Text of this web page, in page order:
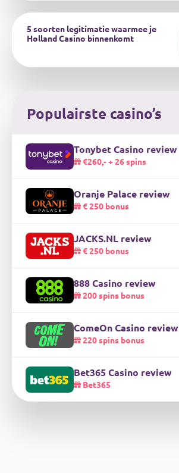
5 soorten legitimatie waarmee je
Holland Casino binnenkomt
Populairste casino’s
Tonybet Casino review
€260,- + 26 spins
Oranje Palace review
€ 250 bonus
JACKS.NL review
€ 250 bonus
888 Casino review
200 spins bonus
ComeOn Casino review
220 spins bonus
Bet365 Casino review
Bet365